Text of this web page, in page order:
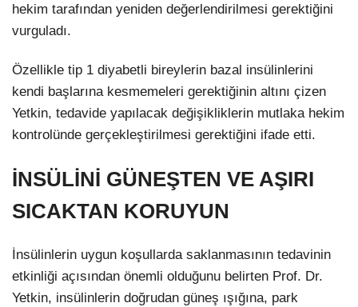
hekim tarafından yeniden değerlendirilmesi gerektiğini
vurguladı.
Özellikle tip 1 diyabetli bireylerin bazal insülinlerini
kendi başlarına kesmemeleri gerektiğinin altını çizen
Yetkin, tedavide yapılacak değişikliklerin mutlaka hekim
kontrolünde gerçekleştirilmesi gerektiğini ifade etti.
İNSÜLİNİ GÜNEŞTEN VE AŞIRI
SICAKTAN KORUYUN
İnsülinlerin uygun koşullarda saklanmasının tedavinin
etkinliği açısından önemli olduğunu belirten Prof. Dr.
Yetkin, insülinlerin doğrudan güneş ışığına, park